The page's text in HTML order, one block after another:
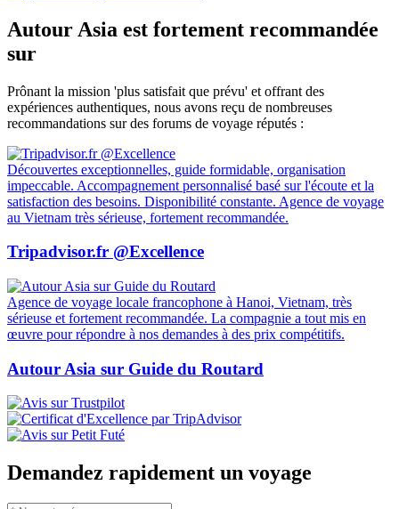
Autour Asia est fortement recommandée
sur
Prônant la mission 'plus satisfait que prévu' et offrant des
expériences authentiques, nous avons reçu de nombreuses
recommandations sur des forums de voyage réputés :
Découvertes exceptionnelles, guide formidable, organisation
impeccable. Accompagnement personnalisé basé sur l'écoute et la
satisfaction des besoins. Disponibilité constante. Agence de voyage
au Vietnam très sérieuse, fortement recommandée.
Tripadvisor.fr @Excellence
Agence de voyage locale francophone à Hanoi, Vietnam, très
sérieuse et fortement recommandée. La compagnie a tout mis en
œuvre pour répondre à nos demandes à des prix compétitifs.
Autour Asia sur Guide du Routard
Demandez rapidement un voyage